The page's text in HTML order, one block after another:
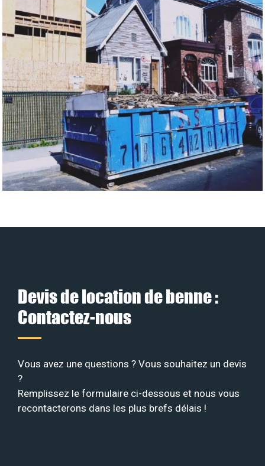
Devis de location de benne :
Contactez-nous
Vous avez une questions ? Vous souhaitez un devis
?
Remplissez le formulaire ci-dessous et nous vous
recontacterons dans les plus brefs délais !